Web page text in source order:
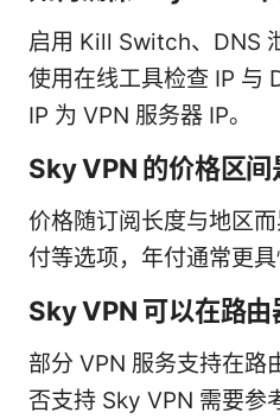
启用 Kill Switch、DNS
使用在线工具检查 IP 与
IP 为 VPN 服务器 IP。
Sky VPN 的价格区间
价格随订阅长度与地区
付等选项，年付通常更具
Sky VPN 可以在路由
部分 VPN 服务支持在路
否支持 Sky VPN 需要参